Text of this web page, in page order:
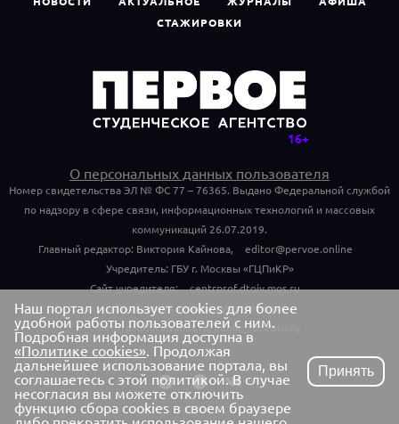
СТАЖИРОВКИ
О персональных данных пользователя
Номер свидетельства ЭЛ № ФС 77 – 76365. Выдано Федеральной службой
по надзору в сфере связи, информационных технологий и массовых
коммуникаций 26.07.2019.
Главный редактор: Виктория Кайнова,
editor@pervoe.online
Учредитель: ГБУ г. Москвы «ГЦПиКР»
Сайт учредителя:
centrprof.dtoiv.mos.ru
Обращения граждан учредителю:
centrprof.dtoiv.mos.ru/public_reception/
Наш портал использует cookies для более
удобной работы пользователей с ним.
Подробная информация доступна в
«Политике cookies». Продолжая
дальнейшее использование портала, вы
соглашаетесь с этой политикой. В случае
несогласия вы можете отключить
функцию сбора cookies в своем браузере
Принять